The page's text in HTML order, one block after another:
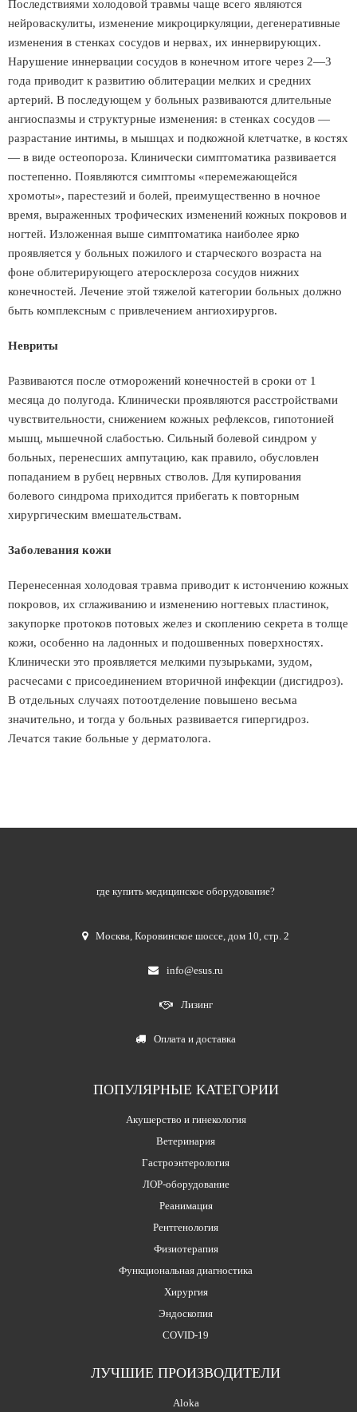
Последствиями холодовой травмы чаще всего являются
нейроваскулиты, изменение микроциркуляции, дегенеративные
изменения в стенках сосудов и нервах, их иннервирующих.
Нарушение иннервации сосудов в конечном итоге через 2—3
года приводит к развитию облитерации мелких и средних
артерий. В последующем у больных развиваются длительные
ангиоспазмы и структурные изменения: в стенках сосудов —
разрастание интимы, в мышцах и подкожной клетчатке, в костях
— в виде остеопороза. Клинически симптоматика развивается
постепенно. Появляются симптомы «перемежающейся
хромоты», парестезий и болей, преимущественно в ночное
время, выраженных трофических изменений кожных покровов и
ногтей. Изложенная выше симптоматика наиболее ярко
проявляется у больных пожилого и старческого возраста на
фоне облитерирующего атеросклероза сосудов нижних
конечностей. Лечение этой тяжелой категории больных должно
быть комплексным с привлечением ангиохирургов.
Невриты
Развиваются после отморожений конечностей в сроки от 1
месяца до полугода. Клинически проявляются расстройствами
чувствительности, снижением кожных рефлексов, гипотонией
мышц, мышечной слабостью. Сильный болевой синдром у
больных, перенесших ампутацию, как правило, обусловлен
попаданием в рубец нервных стволов. Для купирования
болевого синдрома приходится прибегать к повторным
хирургическим вмешательствам.
Заболевания кожи
Перенесенная холодовая травма приводит к истончению кожных
покровов, их сглаживанию и изменению ногтевых пластинок,
закупорке протоков потовых желез и скоплению секрета в толще
кожи, особенно на ладонных и подошвенных поверхностях.
Клинически это проявляется мелкими пузырьками, зудом,
расчесами с присоединением вторичной инфекции (дисгидроз).
В отдельных случаях потоотделение повышено весьма
значительно, и тогда у больных развивается гипергидроз.
Лечатся такие больные у дерматолога.
где купить медицинское оборудование?
Москва,Коровинское шоссе, дом 10, стр. 2
info@esus.ru
Лизинг
Оплата и доставка
ПОПУЛЯРНЫЕ КАТЕГОРИИ
Акушерство и гинекология
Ветеринария
Гастроэнтерология
ЛОР-оборудование
Реанимация
Рентгенология
Физиотерапия
Функциональная диагностика
Хирургия
Эндоскопия
COVID-19
ЛУЧШИЕ ПРОИЗВОДИТЕЛИ
Aloka